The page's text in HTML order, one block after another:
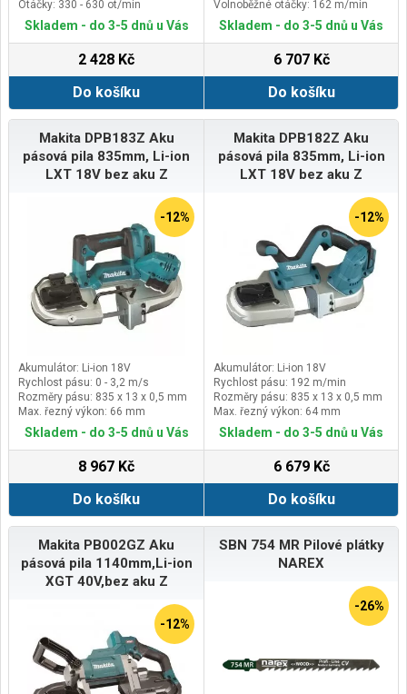
Otáčky: 330 - 630 ot/min
Skladem - do 3-5 dnů u Vás
2 428 Kč
Do košíku
Volnoběžné otáčky: 162 m/min
Rozměr pilového listu, délka: 733
mm
Skladem - do 3-5 dnů u Vás
6 707 Kč
Do košíku
Makita DPB183Z Aku
pásová pila 835mm, Li-ion
LXT 18V bez aku Z
-12%
Akumulátor: Li-ion 18V
Rychlost pásu: 0 - 3,2 m/s
Rozměry pásu: 835 x 13 x 0,5 mm
Max. řezný výkon: 66 mm
Skladem - do 3-5 dnů u Vás
8 967 Kč
Do košíku
Makita DPB182Z Aku
pásová pila 835mm, Li-ion
LXT 18V bez aku Z
-12%
Akumulátor: Li-ion 18V
Rychlost pásu: 192 m/min
Rozměry pásu: 835 x 13 x 0,5 mm
Max. řezný výkon: 64 mm
Skladem - do 3-5 dnů u Vás
6 679 Kč
Do košíku
Makita PB002GZ Aku
pásová pila 1140mm,Li-ion
XGT 40V,bez aku Z
-12%
SBN 754 MR Pilové plátky
NAREX
-26%